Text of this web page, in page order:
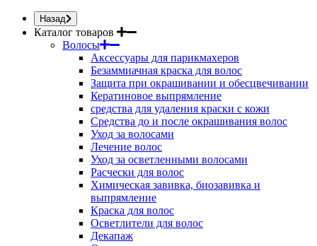
Назад
Каталог товаров
Волосы
Аксессуары для парикмахеров
Безаммиачная краска для волос
Защита при окрашивании и обесцвечивании
Кератиновое выпрямление
средства для удаления краски с кожи
Средства до и после окрашивания волос
Уход за волосами
Лечение волос
Уход за осветленными волосами
Расчески для волос
Химическая завивка, биозавивка и
выпрямление
Краска для волос
Осветлители для волос
Декапаж